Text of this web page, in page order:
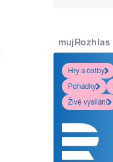
mujRozhlas
Hry a četby
Pohádky
Živé vysílání